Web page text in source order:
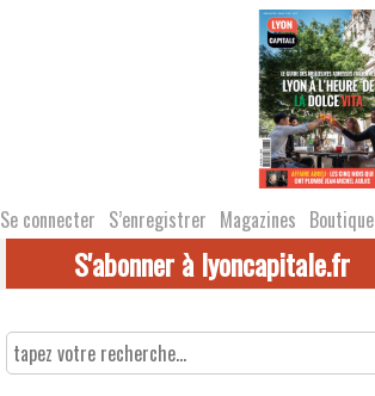
Se connecter S’enregistrer Magazines Boutique
S'abonner à lyoncapitale.fr